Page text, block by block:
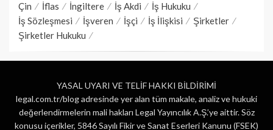
Çin
İflas İngiltere İş Akdi
İş Hukuku
İş Sözleşmesi
İşveren İşçi İş İlişkisi
Şirketler
Şirketler Hukuku
YASAL UYARI VE TELİF HAKKI BİLDİRİMİ
legal.com.tr/blog adresinde yer alan tüm makale, analiz ve hukuki
değerlendirmelerin mali hakları Legal Yayıncılık A.Ş.’ye aittir. Söz
konusu içerikler, 5846 Sayılı Fikir ve Sanat Eserleri Kanunu (FSEK)